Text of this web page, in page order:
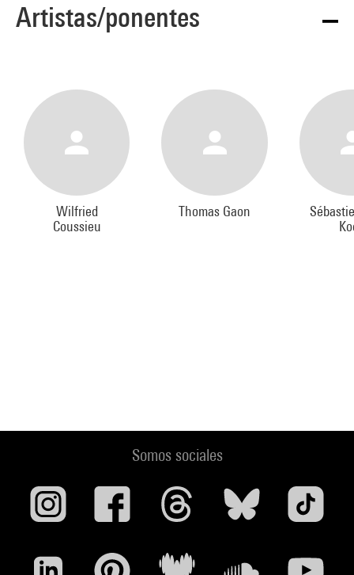
Artistas/ponentes
Wilfried
Coussieu
Thomas Gaon
Somos sociales